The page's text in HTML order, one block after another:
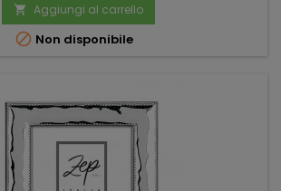
 Aggiungi al carrello
 Non disponibile